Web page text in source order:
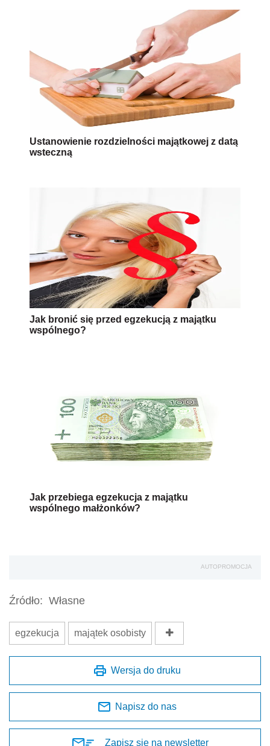
Ustanowienie rozdzielności majątkowej z datą
wsteczną
Jak bronić się przed egzekucją z majątku
wspólnego?
Jak przebiega egzekucja z majątku
wspólnego małżonków?
AUTOPROMOCJA
Źródło: Własne
egzekucja majątek osobisty
Wersja do druku
Napisz do nas
Zapisz się na newsletter